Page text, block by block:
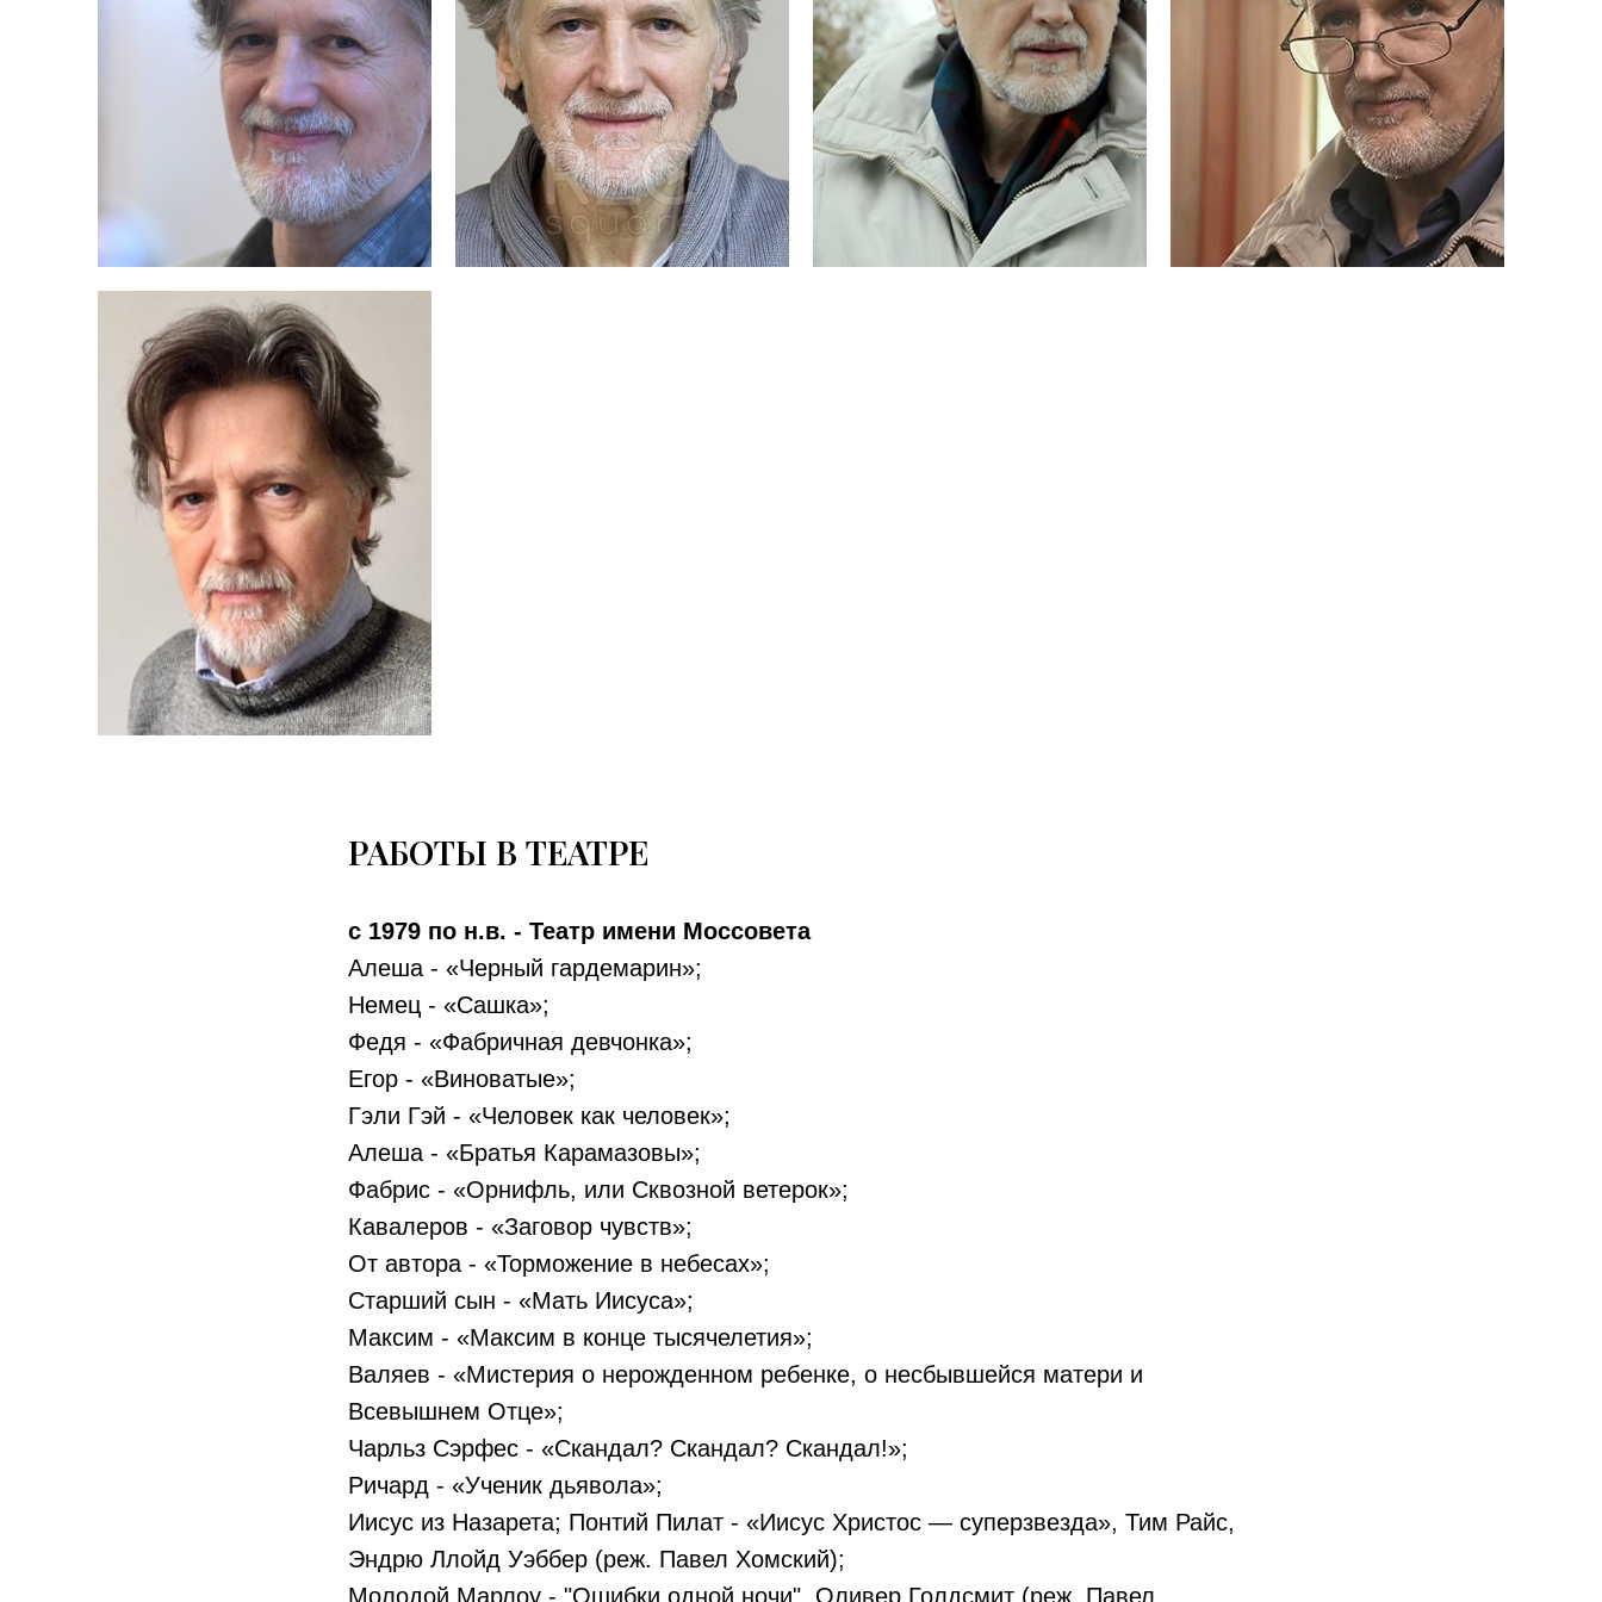
РАБОТЫ В ТЕАТРЕ
с 1979 по н.в. - Театр имени Моссовета
Алеша - «Черный гардемарин»;
Немец - «Сашка»;
Федя - «Фабричная девчонка»;
Егор - «Виноватые»;
Гэли Гэй - «Человек как человек»;
Алеша - «Братья Карамазовы»;
Фабрис - «Орнифль, или Сквозной ветерок»;
Кавалеров - «Заговор чувств»;
От автора - «Торможение в небесах»;
Старший сын - «Мать Иисуса»;
Максим - «Максим в конце тысячелетия»;
Валяев - «Мистерия о нерожденном ребенке, о несбывшейся матери и
Всевышнем Отце»;
Чарльз Сэрфес - «Скандал? Скандал? Скандал!»;
Ричард - «Ученик дьявола»;
Иисус из Назарета; Понтий Пилат - «Иисус Христос — суперзвезда», Тим Райс,
Эндрю Ллойд Уэббер (реж. Павел Хомский);
Молодой Марлоу - "Ошибки одной ночи", Оливер Голдсмит (реж. Павел